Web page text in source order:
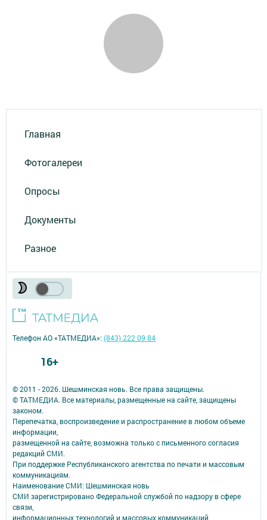
Главная
Фотогалереи
Опросы
Документы
Разное
© 2011 - 2026. Шешминская новь. Все права защищены.
© ТАТМЕДИА. Все материалы, размещенные на сайте, защищены
законом.
Перепечатка, воспроизведение и распространение в любом объеме
информации,
размещенной на сайте, возможна только с письменного согласия
редакций СМИ.
При поддержке Республиканского агентства по печати и массовым
коммуникациям.
Наименование СМИ: Шешминская новь
СМИ зарегистрировано Федеральной службой по надзору в сфере
связи,
информационных технологий и массовых коммуникаций
Телефон АО «ТАТМЕДИА»:(843) 222 09 84
16+